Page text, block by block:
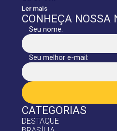
CATEGORIAS
DESTAQUE
Ler mais
CONHEÇA NOSSA
Seu nome:
Seu melhor e-mail: